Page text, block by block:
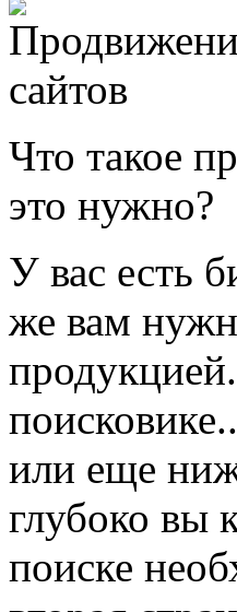
Что такое
это нужно?
У вас есть
же вам
или еще
глубоко вы
поиске